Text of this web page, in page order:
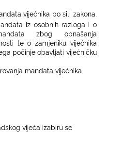
vijećnika po sili zakona,
iz osobnih razloga i o
zbog obnašanja
te o zamjeniku vijećnika
počinje obavljati vijećničku
mandata vijećnika.
vijeća izabiru se